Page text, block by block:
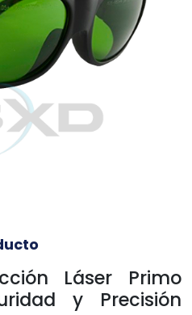
Láser Primo
y Precisión